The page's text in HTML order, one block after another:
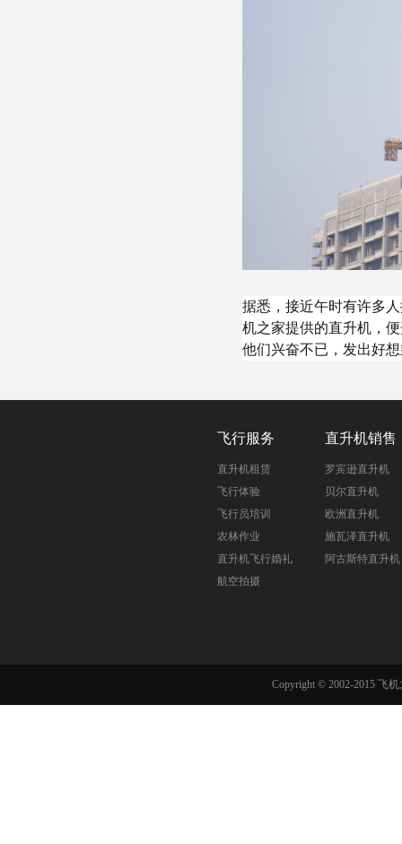
据悉，接近午时有许多
机之家提供的直升机，
他们兴奋不已，发出好
飞行服务
直升机租赁
飞行体验
飞行员培训
农林作业
直升机飞行婚礼
航空拍摄
直升机销售
罗宾逊直升机
贝尔直升机
欧洲直升机
施瓦泽直升机
阿古斯特直升机
Copyright © 2002-2015 飞